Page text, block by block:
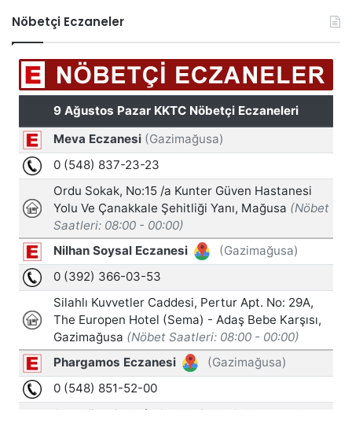
Nöbetçi Eczaneler